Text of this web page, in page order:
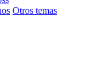
Otros temas